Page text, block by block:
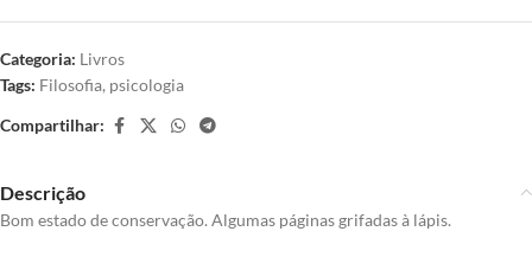
Categoria: Livros
Tags: Filosofia, psicologia
Compartilhar:
Descrição
Bom estado de conservação. Algumas páginas grifadas à lápis.